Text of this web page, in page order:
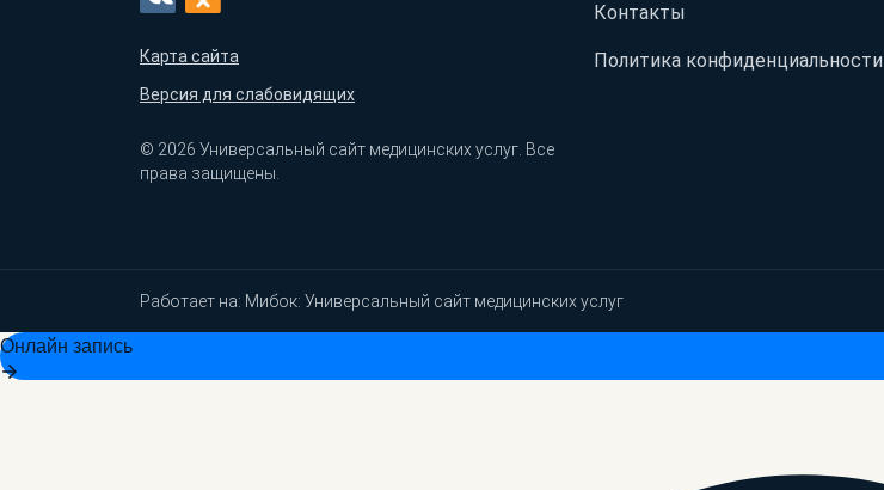
Карта сайта
Версия для слабовидящих
© 2026 Универсальный сайт медицинских услуг. Все
права защищены.
Контакты
Политика конфиденциальности
Работает на: Мибок: Универсальный сайт медицинских услуг